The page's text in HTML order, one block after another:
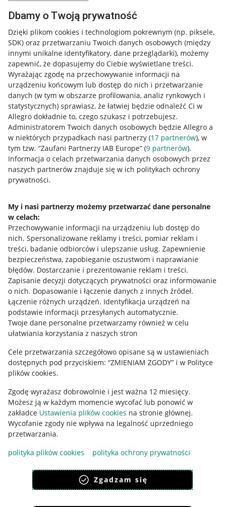
Dbamy o Twoją prywatność
Dzięki plikom cookies i technologiom pokrewnym (np. piksele,
SDK) oraz przetwarzaniu Twoich danych osobowych (między
innymi unikalne identyfikatory, dane przeglądarki), możemy
zapewnić, że dopasujemy do Ciebie wyświetlane treści.
Wyrażając zgodę na przechowywanie informacji na
urządzeniu końcowym lub dostęp do nich i przetwarzanie
danych (w tym w obszarze profilowania, analiz rynkowych i
statystycznych) sprawiasz, że łatwiej będzie odnaleźć Ci w
Allegro dokładnie to, czego szukasz i potrzebujesz.
Administratorem Twoich danych osobowych będzie Allegro a
w niektórych przypadkach nasi partnerzy (17 partnerów), w
tym tzw. “Zaufani Partnerzy IAB Europe” (9 partnerów).
Informacja o celach przetwarzania danych osobowych przez
naszych partnerów znajduje się w ich politykach ochrony
prywatności.
My i nasi partnerzy możemy przetwarzać dane personalne
w celach:
Przechowywanie informacji na urządzeniu lub dostęp do
nich. Spersonalizowane reklamy i treści, pomiar reklam i
treści, badanie odbiorców i ulepszanie usług. Zapewnienie
bezpieczeństwa, zapobieganie oszustwom i naprawianie
błędów. Dostarczanie i prezentowanie reklam i treści.
Zapisanie decyzji dotyczących prywatności oraz informowanie
o nich. Dopasowanie i łączenie danych z innych źródeł.
Łączenie różnych urządzeń. Identyfikacja urządzeń na
podstawie informacji przesyłanych automatycznie.
Twoje dane personalne przetwarzamy również w celu
ułatwiania korzystania z naszych stron
Cele przetwarzania szczegółowo opisane są w ustawieniach
dostępnych pod przyciskiem: “ZMIENIAM ZGODY” i w Polityce
plików cookies.
Zgodę wyrażasz dobrowolnie i jest ważna 12 miesięcy.
Możesz ją w każdym momencie wycofać lub ponowić w
zakładce Ustawienia plików cookies na stronie głównej.
Wycofanie zgody nie wpływa na legalność uprzedniego
przetwarzania.
polityka plików cookies
polityka ochrony prywatności
Zgadzam się
Przydatne informacje
Jak to działa
Allegro Gadane dla sprzedających
Allegro Gadane dla kupujących
Mapa miejscowości
Informacje prawne
Regulamin
Polityka plików "cookies"
Ustawienia plików "cookies"
Udostępnianie lokalizacji
Informacje dla Aktu o Usługach Cyfrowych
Pobierz aplikację